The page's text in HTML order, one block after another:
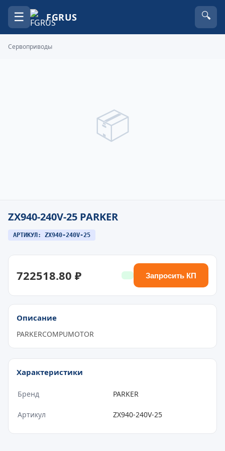
☰ FGRUS 🔍
Сервоприводы
📦
ZX940-240V-25 PARKER
АРТИКУЛ: ZX940-240V-25
722518.80 ₽ Запросить КП
Описание
PARKERCOMPUMOTOR
Характеристики
Бренд PARKER
Артикул ZX940-240V-25